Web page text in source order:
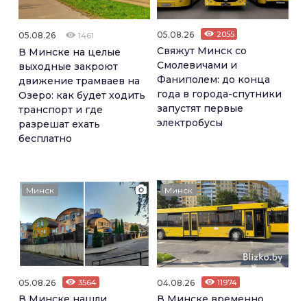
05.08.26 1461
В Минске на целые
выходные закроют
движение трамваев на
Озеро: как будет ходить
транспорт и где
разрешат ехать
бесплатно
05.08.26 2055
Свяжут Минск со
Смолевичами и
Фаниполем: до конца
года в города-спутники
запустят первые
электробусы
Минск
05.08.26 3564
Минск
04.08.26 11974